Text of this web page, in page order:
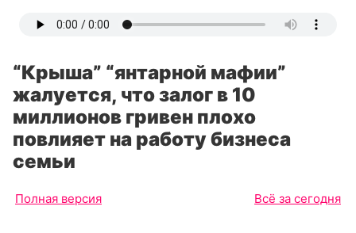
“Крыша” “янтарной мафии”
жалуется, что залог в 10
миллионов гривен плохо
повлияет на работу бизнеса
семьи
Полная версия Всё за сегодня